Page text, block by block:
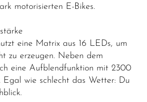
motorisierten E-Bikes.
eine Matrix aus 16 LEDs, um
zu erzeugen. Neben dem
eine Aufblendfunktion mit 2300
Egal wie schlecht das Wetter: Du